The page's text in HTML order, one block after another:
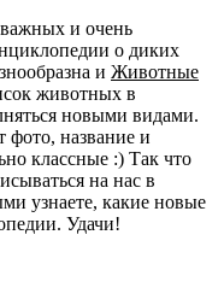
и очень
о диких
и Животные
животных в
новыми видами.
название и
классные :) Так что
на нас в
узнаете, какие новые
Удачи!